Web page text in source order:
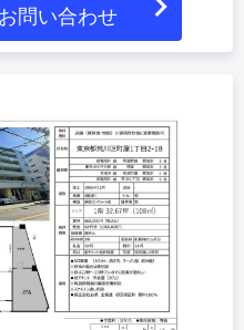
問い合わせ